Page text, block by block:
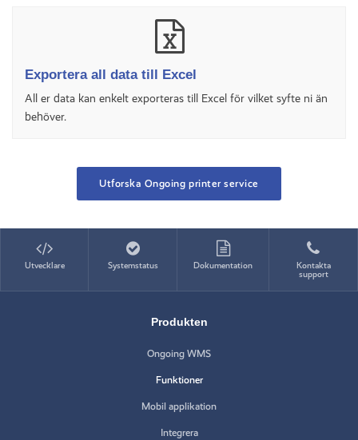
Exportera all data till Excel
All er data kan enkelt exporteras till Excel för vilket syfte ni än
behöver.
Utforska Ongoing printer service
Utvecklare Systemstatus Dokumentation
Kontakta
support
Produkten
Ongoing WMS
Funktioner
Mobil applikation
Integrera